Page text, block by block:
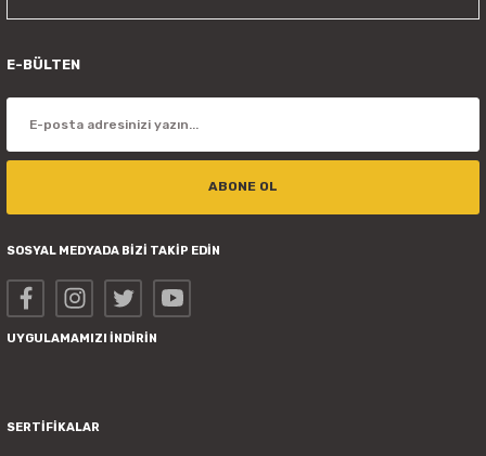
E-BÜLTEN
ABONE OL
SOSYAL MEDYADA BİZİ TAKİP EDİN
UYGULAMAMIZI İNDİRİN
SERTİFİKALAR